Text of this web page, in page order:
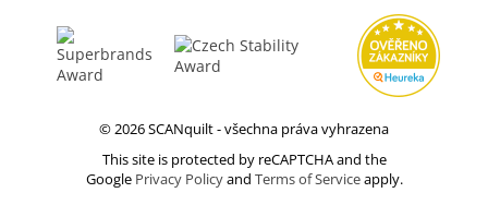
© 2026 SCANquilt - všechna práva vyhrazena
This site is protected by reCAPTCHA and the
Google Privacy Policyand Terms of Serviceapply.